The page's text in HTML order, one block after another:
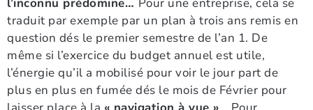
traduit par exemple par un plan à trois ans remis en
question dés le premier semestre de l’an 1. De
même si l’exercice du budget annuel est utile,
l’énergie qu’il a mobilisé pour voir le jour part de
plus en plus en fumée dés le mois de Février pour